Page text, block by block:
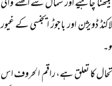
چاہیے اور شمال سے اٹھنے والی
ڈویژن اور باجوڑ ایجنسی کے غیور
کا تعلق ہے، راقم الحروف اس